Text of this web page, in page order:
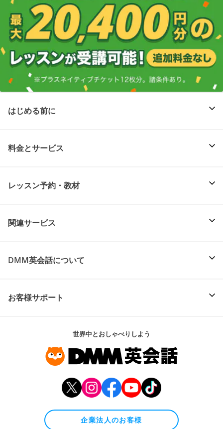
はじめる前に
料金とサービス
レッスン予約・教材
関連サービス
DMM英会話について
お客様サポート
世界中とおしゃべりしよう
企業法人のお客様